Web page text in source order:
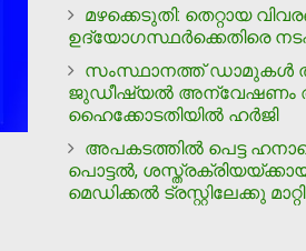
മഴക്കെടുതി: തെറ്റായ
ഉദ്യോഗസ്ഥര്‍ക്കെതിരെ
സംസ്ഥാനത്ത് ഡാമുകള്‍
ജുഡീഷ്യല്‍ അന്വേഷണം
ഹൈക്കോടതിയില്‍ ഹര്‍ജി
അപകടത്തില്‍ പെട്ട
പൊട്ടല്‍,
മെഡിക്കല്‍ ട്രസ്റ്റിലേക്കു മാറ്റി